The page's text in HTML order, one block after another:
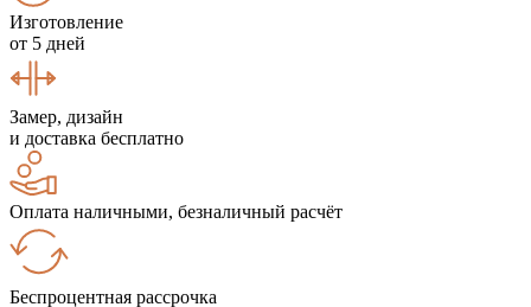
Изготовление
от 5 дней
Замер, дизайн
и доставка бесплатно
Оплата наличными, безналичный расчёт
Беспроцентная рассрочка